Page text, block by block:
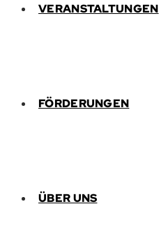
VERANSTALTUNGEN
FÖRDERUNGEN
ÜBER UNS